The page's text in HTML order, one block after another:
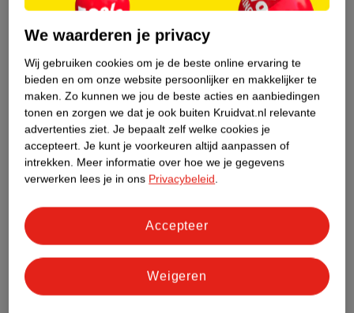
Nature Impact Score
Impact Score.
Meer informatie
Bestel & Bezorginformatie
Bekijk ook
MeerAndrelon Alle Haarmousse
Hoe controleren wij de reviews?
We waarderen je privacy
Wij gebruiken cookies om je de beste online ervaring te
bieden en om onze website persoonlijker en makkelijker te
maken. Zo kunnen we jou de beste acties en aanbiedingen
tonen en zorgen we dat je ook buiten Kruidvat.nl relevante
advertenties ziet. Je bepaalt zelf welke cookies je
accepteert. Je kunt je voorkeuren altijd aanpassen of
intrekken. Meer informatie over hoe we je gegevens
verwerken lees je in ons Privacybeleid.
Weigeren
Accepteer